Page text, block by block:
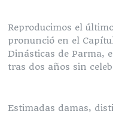
Reproducimos el
pronunció en el
Dinásticas de Parma,
tras dos años sin
Estimadas damas,